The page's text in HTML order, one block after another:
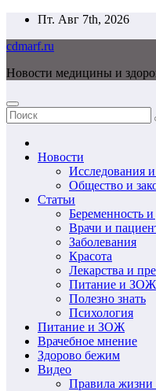
Перейти
содержимому
Пт. Авг 7th, 2026
cdmarf.ru
Новости медицины и
Новости
Исследования
Общество и
Статьи
Беременность и
Врачи и
Заболевания
Красота
Лекарства и
Питание и ЗОЖ
Полезно знать
Психология
Питание и ЗОЖ
Врачебное мнение
Здорово бежим
Видео
Правила жизни